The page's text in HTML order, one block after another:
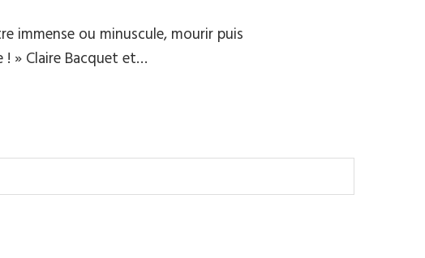
immense ou minuscule, mourir puis
» Claire Bacquet et…